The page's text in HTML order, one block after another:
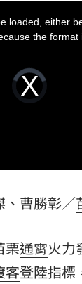
Video
Player
loading.
loaded, either
the format
、曹勝彰／
栗通霄火力
客登陸指標